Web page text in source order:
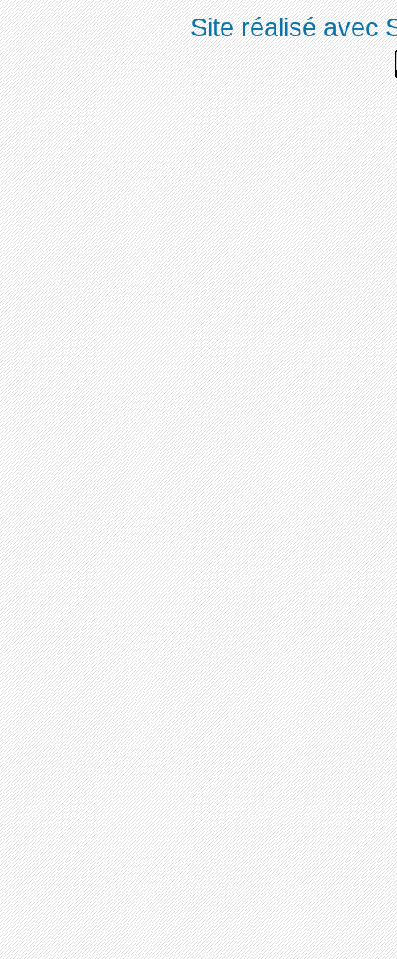
Site réalisé avec